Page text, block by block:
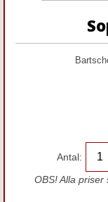
Antal:
OBS! Alla priser